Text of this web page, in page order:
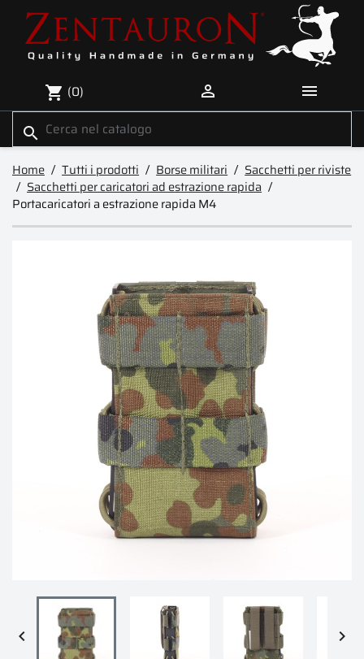
shopping_cart (0)  
search
Home Tutti i prodotti Borse militari
Sacchetti per riviste
Sacchetti per caricatori ad estrazione rapida
Portacaricatori a estrazione rapida M4
 